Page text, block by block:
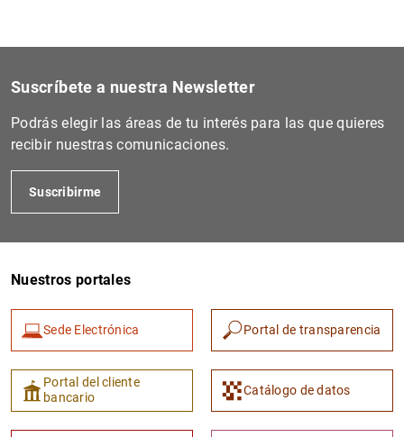
Suscríbete a nuestra Newsletter
Podrás elegir las áreas de tu interés para las que quieres
recibir nuestras comunicaciones.
Suscribirme
Nuestros portales
Sede Electrónica Portal de transparencia
Portal del cliente
bancario
Catálogo de datos